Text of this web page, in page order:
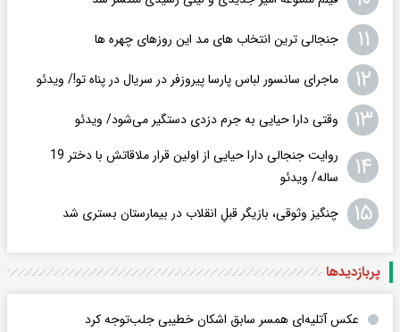
۱۱ جنجالی ترین انتخاب های مد این روزهای چهره ها
۱۲ ماجرای سانسور لباس پارسا پیروزفر در سریال در پناه تو!/ ویدئو
۱۳ وقتی دارا حیایی به جرم دزدی دستگیر می‌شود/ ویدئو
۱۴
روایت جنجالی دارا حیایی از اولین قرار ملاقاتش با دختر 19
ساله/ ویدئو
۱۵ چنگیز وثوقی، بازیگر قبلِ انقلاب در بیمارستان بستری شد
پربازدید‌ها
عکس‌ آتلیه‌ای همسر سابق اشکان خطیبی جلب‌توجه کرد